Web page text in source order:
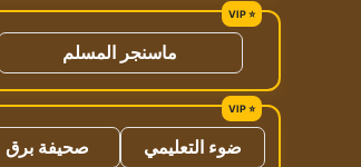
ماسنجر المسلم
ضوء التعليمي
صحيفة برق